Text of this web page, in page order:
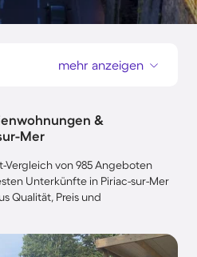
mehr anzeigen
&
Mer
Vergleich von 985 Angeboten
Unterkünfte in Piriac-sur-Mer
Qualität, Preis und